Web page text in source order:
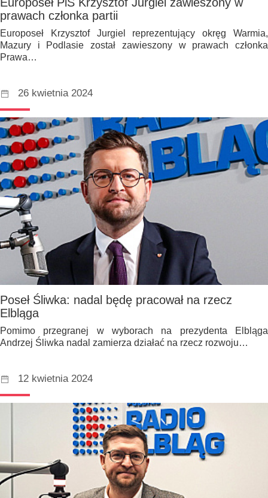
prawach członka partii
Europoseł Krzysztof Jurgiel reprezentujący okręg Warmia,
Mazury i Podlasie został zawieszony w prawach członka
Prawa…
26 kwietnia 2024
Poseł Śliwka: nadal będę pracował na rzecz
Elbląga
Pomimo przegranej w wyborach na prezydenta Elbląga
Andrzej Śliwka nadal zamierza działać na rzecz rozwoju…
12 kwietnia 2024